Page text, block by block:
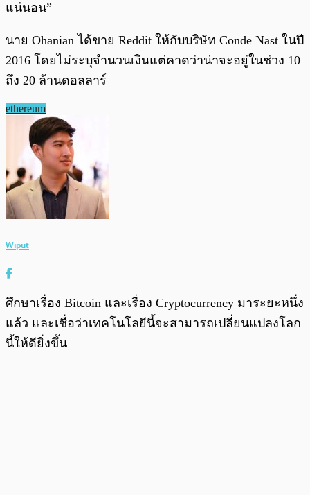
แน่นอน”
นาย Ohanian ได้ขาย Reddit ให้กับบริษัท Conde Nast ในปี
2016 โดยไม่ระบุจำนวนเงินแต่คาดว่าน่าจะอยู่ในช่วง 10
ถึง 20 ล้านดอลลาร์
ethereum
Wiput
ศึกษาเรื่อง Bitcoin และเรื่อง Cryptocurrency มาระยะหนึ่ง
แล้ว และเชื่อว่าเทคโนโลยีนี้จะสามารถเปลี่ยนแปลงโลก
นี้ให้ดียิ่งขึ้น